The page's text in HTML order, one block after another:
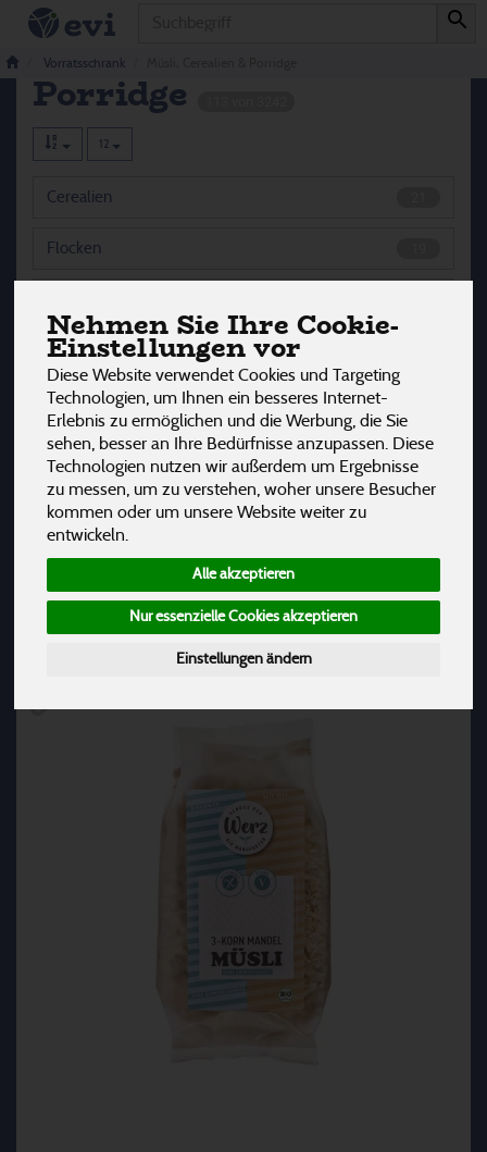
Nehmen Sie Ihre Cookie-
Einstellungen vor
Diese Website verwendet Cookies und Targeting
Technologien, um Ihnen ein besseres Internet-
Erlebnis zu ermöglichen und die Werbung, die Sie
sehen, besser an Ihre Bedürfnisse anzupassen. Diese
Technologien nutzen wir außerdem um Ergebnisse
zu messen, um zu verstehen, woher unsere Besucher
kommen oder um unsere Website weiter zu
entwickeln.
Alle akzeptieren
Nur essenzielle Cookies akzeptieren
Einstellungen ändern
Vorratsschrank
Müsli, Cerealien &
Porridge
12
Cerealien
Flocken
Nüsse
Porridge & Brei
13
Saaten & Kerne
Trockenfrüchte
Hersteller Ernährung Allergene